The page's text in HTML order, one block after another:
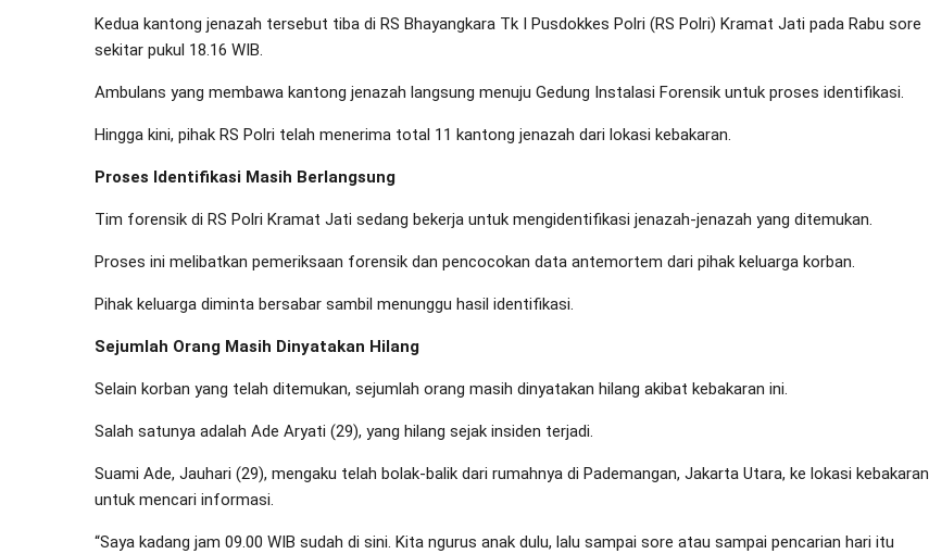
Kedua kantong jenazah tersebut tiba di RS Bhayangkara Tk I Pusdokkes Polri (RS Polri) Kramat Jati pada Rabu sore
sekitar pukul 18.16 WIB.
Ambulans yang membawa kantong jenazah langsung menuju Gedung Instalasi Forensik untuk proses identifikasi.
Hingga kini, pihak RS Polri telah menerima total 11 kantong jenazah dari lokasi kebakaran.
Proses Identifikasi Masih Berlangsung
Tim forensik di RS Polri Kramat Jati sedang bekerja untuk mengidentifikasi jenazah-jenazah yang ditemukan.
Proses ini melibatkan pemeriksaan forensik dan pencocokan data antemortem dari pihak keluarga korban.
Pihak keluarga diminta bersabar sambil menunggu hasil identifikasi.
Sejumlah Orang Masih Dinyatakan Hilang
Selain korban yang telah ditemukan, sejumlah orang masih dinyatakan hilang akibat kebakaran ini.
Salah satunya adalah Ade Aryati (29), yang hilang sejak insiden terjadi.
Suami Ade, Jauhari (29), mengaku telah bolak-balik dari rumahnya di Pademangan, Jakarta Utara, ke lokasi kebakaran
untuk mencari informasi.
“Saya kadang jam 09.00 WIB sudah di sini. Kita ngurus anak dulu, lalu sampai sore atau sampai pencarian hari itu